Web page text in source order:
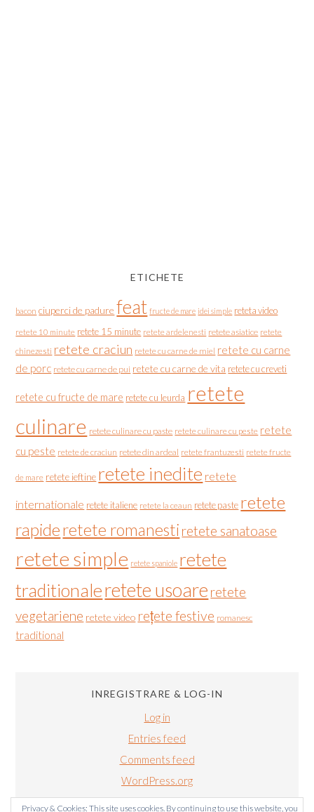
ETICHETE
bacon ciuperci de padure feat fructe de mare idei simple reteta video
retete 10 minute retete 15 minute retete ardelenesti retete asiatice retete
chinezesti retete craciun retete cu carne de miel retete cu carne
de porc retete cu carne de pui retete cu carne de vita retete cu creveti
retete cu fructe de mare retete cu leurda retete
culinare retete culinare cu paste retete culinare cu peste retete
cu peste retete de craciun retete din ardeal retete frantuzesti retete fructe
de mare retete ieftine retete inedite retete
internationale retete italiene retete la ceaun retete paste retete
rapideretete romanesti retete sanatoase
retete simple retete spaniole retete
traditionaleretete usoare retete
vegetariene retete video rețete festive romanesc
traditional
INREGISTRARE & LOG-IN
Log in
Entries feed
Comments feed
WordPress.org
Privacy & Cookies: This site uses cookies. By continuing to use this website, you